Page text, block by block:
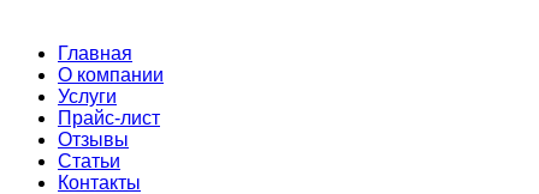
Главная
О компании
Услуги
Прайс-лист
Отзывы
Статьи
Контакты